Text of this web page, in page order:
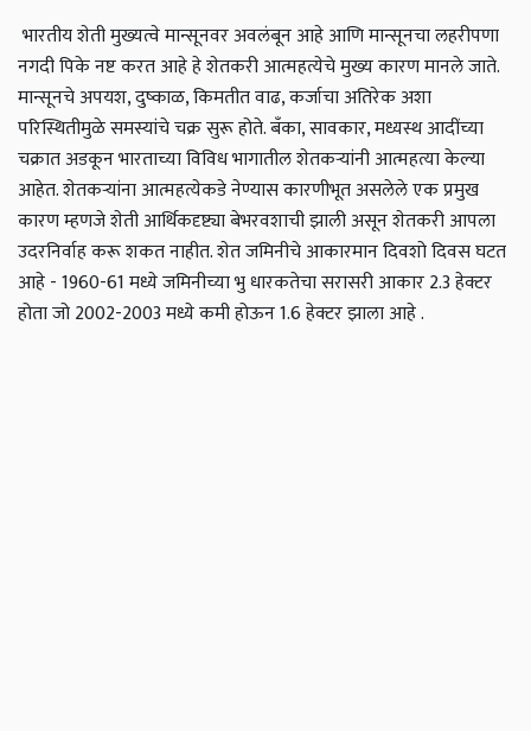
भारतीय शेती मुख्यत्वे मान्सूनवर अवलंबून आहे आणि मान्सूनचा लहरीपणा
नगदी पिके नष्ट करत आहे हे शेतकरी आत्महत्येचे मुख्य कारण मानले जाते.
मान्सूनचे अपयश, दुष्काळ, किमतीत वाढ, कर्जाचा अतिरेक अशा
परिस्थितीमुळे समस्यांचे चक्र सुरू होते. बँका, सावकार, मध्यस्थ आदींच्या
चक्रात अडकून भारताच्या विविध भागातील शेतकऱ्यांनी आत्महत्या केल्या
आहेत. शेतकर्‍यांना आत्महत्येकडे नेण्यास कारणीभूत असलेले एक प्रमुख
कारण म्हणजे शेती आर्थिकदृष्ट्या बेभरवशाची झाली असून शेतकरी आपला
उदरनिर्वाह करू शकत नाहीत. शेत जमिनीचे आकारमान दिवशो दिवस घटत
आहे - 1960-61 मध्ये जमिनीच्या भु धारकतेचा सरासरी आकार 2.3 हेक्टर
होता जो 2002-2003 मध्ये कमी होऊन 1.6 हेक्टर झाला आहे .